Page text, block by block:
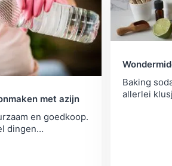
met azijn
en goedkoop.
dingen
Baking
allerlei